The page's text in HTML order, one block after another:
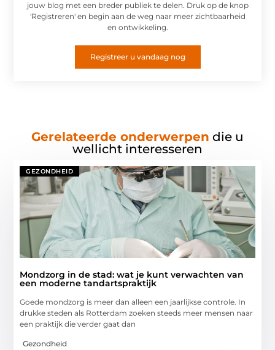
jouw blog met een breder publiek te delen. Druk op de knop
'Registreren' en begin aan de weg naar meer zichtbaarheid
en ontwikkeling.
Registreer u vandaag nog
Gerelateerde onderwerpen die u
wellicht interesseren
GEZONDHEID
Mondzorg in de stad: wat je kunt verwachten van
een moderne tandartspraktijk
Goede mondzorg is meer dan alleen een jaarlijkse controle. In
drukke steden als Rotterdam zoeken steeds meer mensen naar
een praktijk die verder gaat dan
Gezondheid